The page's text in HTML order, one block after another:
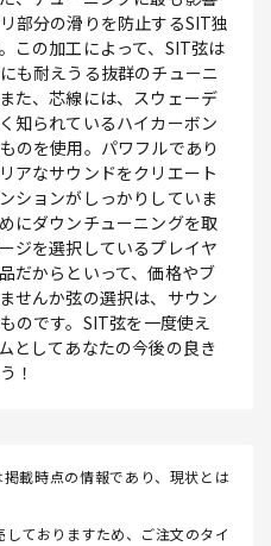
部分の滑りを防止するSIT独
この加工によって、SIT弦は
も耐えうる抜群のチューニ
た、芯線には、スウェーデ
知られているハイカーボン
のを使用。パワフルであり
アなサウンドをクリエート
ションがしっかりしていま
にダウンチューニングを取
ジを選択しているプレイヤ
だからといって、価格やブ
せんか弦の選択は、サウン
のです。SIT弦を一度使え
としてあなたの今後の良き
！
載時点の情報であり、現状とは
ておりますため、ご注文のタイ